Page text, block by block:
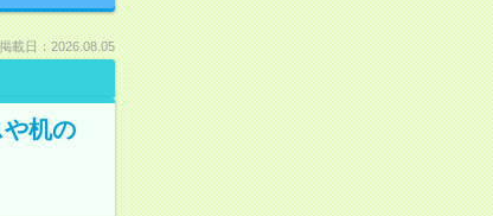
載日：2026.08.05
机の